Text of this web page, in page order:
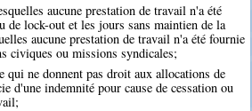
aucune prestation de travail n'a été
de lock-out et les jours sans maintien de la
aucune prestation de travail n'a été fournie
civiques ou missions syndicales;
qui ne donnent pas droit aux allocations de
d'une indemnité pour cause de cessation ou